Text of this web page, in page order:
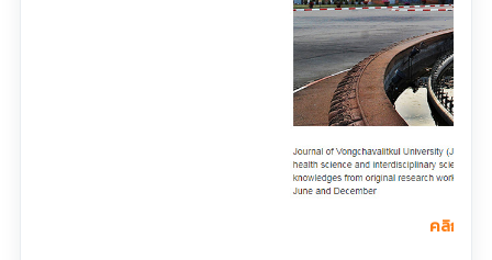
คลิกที่นี่